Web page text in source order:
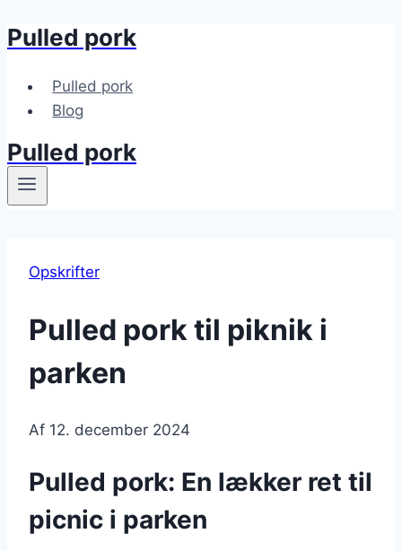
Fortsæt
indhold
Pulled pork
Pulled pork
Blog
Pulled pork
Opskrifter
Pulled pork til piknik i
parken
Af 12. december 2024
Pulled pork: En lækker ret til
picnic i parken